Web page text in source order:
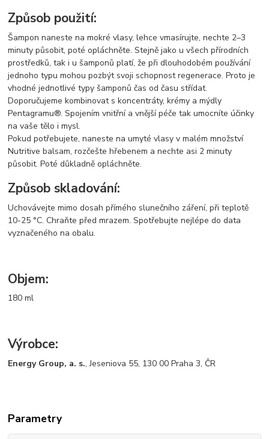
Způsob použití:
Šampon naneste na mokré vlasy, lehce vmasírujte, nechte 2–3
minuty působit, poté opláchněte. Stejně jako u všech přírodních
prostředků, tak i u šamponů platí, že při dlouhodobém používání
jednoho typu mohou pozbýt svoji schopnost regenerace. Proto je
vhodné jednotlivé typy šamponů čas od času střídat.
Doporučujeme kombinovat s koncentráty, krémy a mýdly
Pentagramu®. Spojením vnitřní a vnější péče tak umocníte účinky
na vaše tělo i mysl.
Pokud potřebujete, naneste na umyté vlasy v malém množství
Nutritive balsam, rozčešte hřebenem a nechte asi 2 minuty
působit. Poté důkladně opláchněte.
Způsob skladování:
Uchovávejte mimo dosah přímého slunečního záření, při teplotě
10-25 °C. Chraňte před mrazem. Spotřebujte nejlépe do data
vyznačeného na obalu.
Objem:
180 ml
Výrobce:
Energy Group, a. s., Jeseniova 55, 130 00 Praha 3, ČR
Parametry